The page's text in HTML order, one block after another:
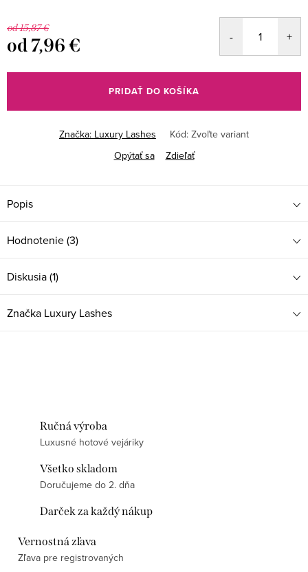
od 15,87 €
od7,96 €
cena:
PRIDAŤ DO KOŠÍKA
Značka: Luxury Lashes Kód: Zvoľte variant
Opýtať sa
Zdieľať
Popis
Hodnotenie (3)
Diskusia (1)
Značka Luxury Lashes
Ručná výroba
Luxusné hotové vejáriky
Všetko skladom
Doručujeme do 2. dňa
Darček za každý nákup
Vernostná zľava
Zľava pre registrovaných